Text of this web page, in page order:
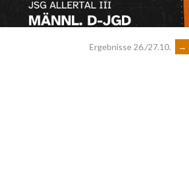
Ergebnisse 26./27.10. →